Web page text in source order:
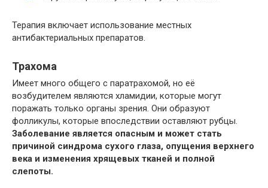
Терапия включает использование местных
антибактериальных препаратов.
Трахома
Имеет много общего с паратрахомой, но её
возбудителем являются хламидии, которые могут
поражать только органы зрения. Они образуют
фолликулы, которые впоследствии оставляют рубцы.
Заболевание является опасным и может стать
причиной синдрома сухого глаза, опущения верхнего
века и изменения хрящевых тканей и полной
слепоты.